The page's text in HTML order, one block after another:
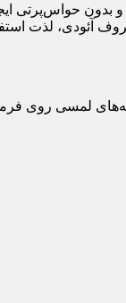
حواس‌پرتی ایجاد
آئودی، لذت
کنار دکمه‌های